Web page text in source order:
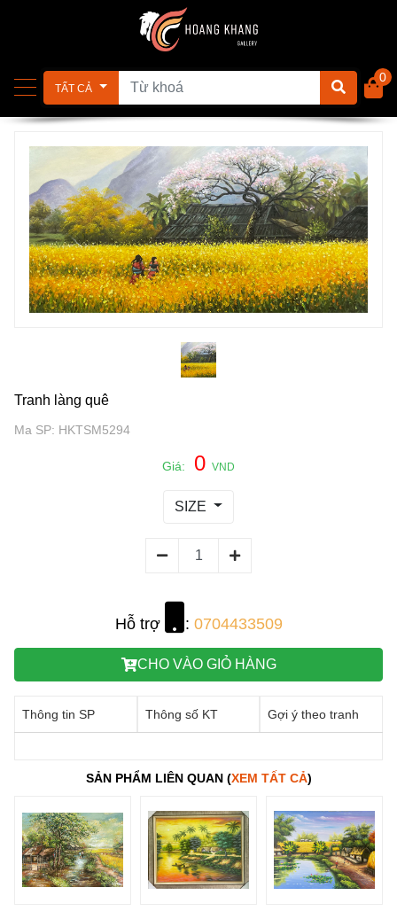
TẤT CẢ
0
Tranh làng quê
Ma SP: HKTSM5294
Giá: 0 VND
SIZE
Hỗ trợ : 0704433509
CHO VÀO GIỎ HÀNG
Thông tin SP Thông số KT Gợi ý theo tranh
SẢN PHẨM LIÊN QUAN (XEM TẤT CẢ)